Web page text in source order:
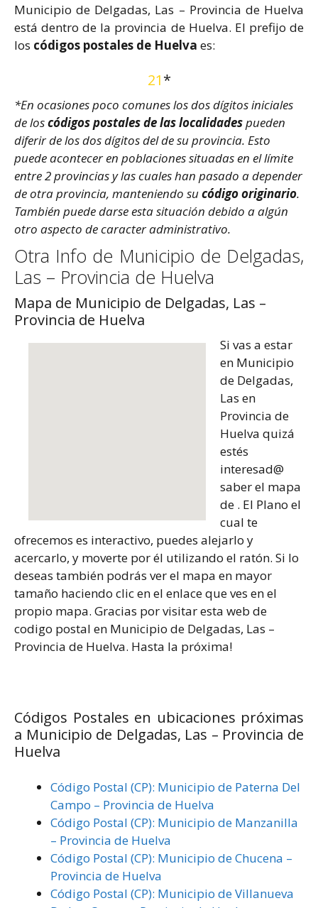
Municipio de Delgadas, Las – Provincia de Huelva
está dentro de la provincia de Huelva. El prefijo de
los códigos postales de Huelva es:
21*
*En ocasiones poco comunes los dos dígitos iniciales
de loscódigos postales de las localidadespueden
diferir de los dos dígitos del de su provincia. Esto
puede acontecer en poblaciones situadas en el límite
entre 2 provincias y las cuales han pasado a depender
de otra provincia, manteniendo sucódigo originario.
También puede darse esta situación debido a algún
otro aspecto de caracter administrativo.
Otra Info de Municipio de Delgadas,
Las – Provincia de Huelva
Mapa de Municipio de Delgadas, Las –
Provincia de Huelva
Si vas a estar
en Municipio
de Delgadas,
Las en
Provincia de
Huelva quizá
estés
interesad@
saber el mapa
de . El Plano el
cual te
ofrecemos es interactivo, puedes alejarlo y
acercarlo, y moverte por él utilizando el ratón. Si lo
deseas también podrás ver el mapa en mayor
tamaño haciendo clic en el enlace que ves en el
propio mapa. Gracias por visitar esta web de
codigo postal en Municipio de Delgadas, Las –
Provincia de Huelva. Hasta la próxima!
Códigos Postales en ubicaciones próximas
a Municipio de Delgadas, Las – Provincia de
Huelva
Código Postal (CP): Municipio de Paterna Del
Campo – Provincia de Huelva
Código Postal (CP): Municipio de Manzanilla
– Provincia de Huelva
Código Postal (CP): Municipio de Chucena –
Provincia de Huelva
Código Postal (CP): Municipio de Villanueva